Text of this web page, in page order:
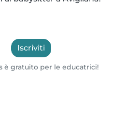
Iscriviti
è gratuito per le educatrici!